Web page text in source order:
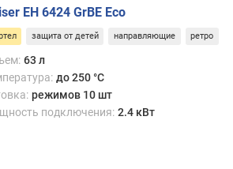
EH 6424 GrBE Eco
защита от детей направляющие ретро
63 л
до 250 °C
режимов 10 шт
подключения: 2.4 кВт